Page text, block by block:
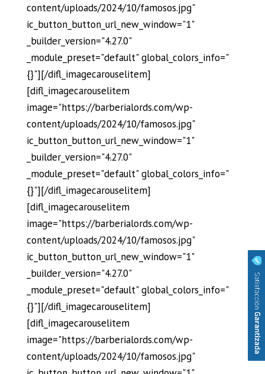
content/uploads/2024/10/famosos.jpg"
ic_button_button_url_new_window="1"
_builder_version="4.27.0"
_module_preset="default" global_colors_info="
{}"][/difl_imagecarouselitem]
[difl_imagecarouselitem
image="https://barberialords.com/wp-
content/uploads/2024/10/famosos.jpg"
ic_button_button_url_new_window="1"
_builder_version="4.27.0"
_module_preset="default" global_colors_info="
{}"][/difl_imagecarouselitem]
[difl_imagecarouselitem
image="https://barberialords.com/wp-
content/uploads/2024/10/famosos.jpg"
ic_button_button_url_new_window="1"
_builder_version="4.27.0"
_module_preset="default" global_colors_info="
{}"][/difl_imagecarouselitem]
[difl_imagecarouselitem
image="https://barberialords.com/wp-
content/uploads/2024/10/famosos.jpg"